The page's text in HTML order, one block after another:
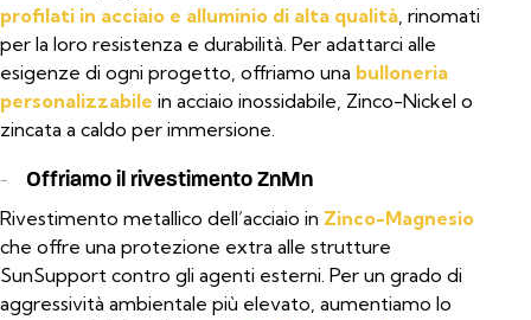
profilati in acciaio e alluminio di alta qualità , rinomati
per la loro resistenza e durabilità. Per adattarci alle
esigenze di ogni progetto, offriamo una bulloneria
personalizzabile in acciaio inossidabile, Zinco-Nickel o
zincata a caldo per immersione.
- Offriamo il rivestimento ZnMn
Rivestimento metallico dell’acciaio in Zinco-Magnesio
che offre una protezione extra alle strutture
SunSupport contro gli agenti esterni. Per un grado di
aggressività ambientale più elevato, aumentiamo lo